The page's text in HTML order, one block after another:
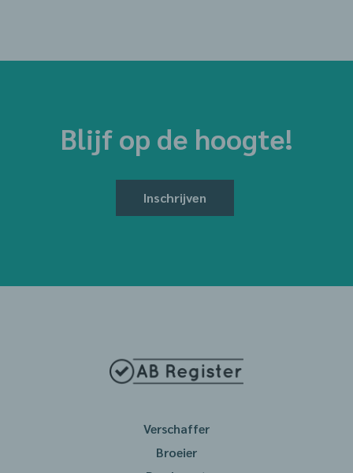
Blijf op de hoogte!
Inschrijven
Verschaffer
Broeier